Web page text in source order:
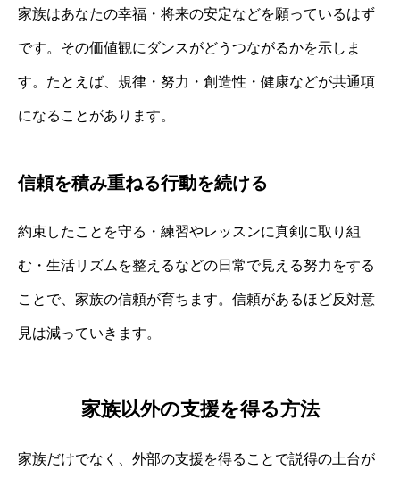
家族はあなたの幸福・将来の安定などを願っているはず
です。その価値観にダンスがどうつながるかを示しま
す。たとえば、規律・努力・創造性・健康などが共通項
になることがあります。
信頼を積み重ねる行動を続ける
約束したことを守る・練習やレッスンに真剣に取り組
む・生活リズムを整えるなどの日常で見える努力をする
ことで、家族の信頼が育ちます。信頼があるほど反対意
見は減っていきます。
家族以外の支援を得る方法
家族だけでなく、外部の支援を得ることで説得の土台が